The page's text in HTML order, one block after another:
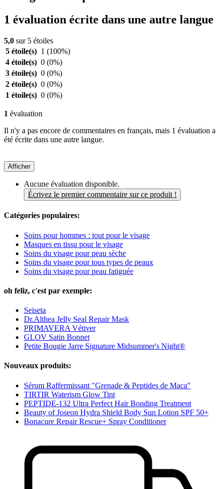
1 évaluation écrite dans une autre langue
5,0 sur 5 étoiles
5 étoile(s) 1 (100%)
4 étoile(s) 0 (0%)
3 étoile(s) 0 (0%)
2 étoile(s) 0 (0%)
1 étoile(s) 0 (0%)
1 évaluation
Il n'y a pas encore de commentaires en français, mais 1 évaluation a
été écrite dans une autre langue.
Afficher
Aucune évaluation disponible.
Écrivez le premier commentaire sur ce produit !
Catégories populaires:
Soins pour hommes : tout pour le visage
Masques en tissu pour le visage
Soins du visage pour peau sèche
Soins du visage pour tous types de peaux
Soins du visage pour peau fatiguée
oh feliz, c'est par exemple:
Seiseta
Dr.Althea Jelly Seal Repair Mask
PRIMAVERA Vétiver
GLOV Satin Bonnet
Petite Bougie Jarre Signature Midsummer's Night®
Nouveaux produits:
Sérum Raffermissant "Grenade & Peptides de Maca"
TIRTIR Waterism Glow Tint
PEPTIDE-132 Ultra Perfect Hair Bonding Treatment
Beauty of Joseon Hydra Shield Body Sun Lotion SPF 50+
Bonacure Repair Rescue+ Spray Conditioner